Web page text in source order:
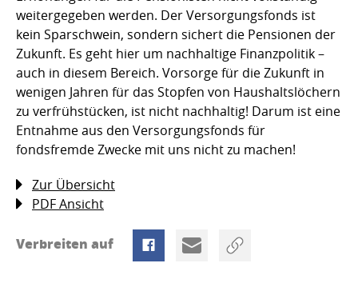
weitergegeben werden. Der Versorgungsfonds ist
kein Sparschwein, sondern sichert die Pensionen der
Zukunft. Es geht hier um nachhaltige Finanzpolitik –
auch in diesem Bereich. Vorsorge für die Zukunft in
wenigen Jahren für das Stopfen von Haushaltslöchern
zu verfrühstücken, ist nicht nachhaltig! Darum ist eine
Entnahme aus den Versorgungsfonds für
fondsfremde Zwecke mit uns nicht zu machen!
Zur Übersicht
PDF Ansicht
Verbreiten auf